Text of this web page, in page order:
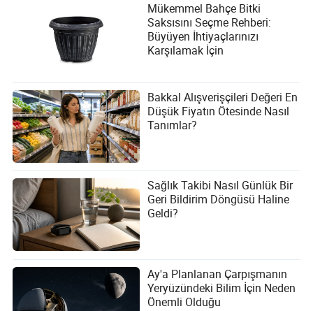
Mükemmel Bahçe Bitki
Saksısını Seçme Rehberi:
Büyüyen İhtiyaçlarınızı
Karşılamak İçin
Bakkal Alışverişçileri Değeri En
Düşük Fiyatın Ötesinde Nasıl
Tanımlar?
Sağlık Takibi Nasıl Günlük Bir
Geri Bildirim Döngüsü Haline
Geldi?
Ay'a Planlanan Çarpışmanın
Yeryüzündeki Bilim İçin Neden
Önemli Olduğu